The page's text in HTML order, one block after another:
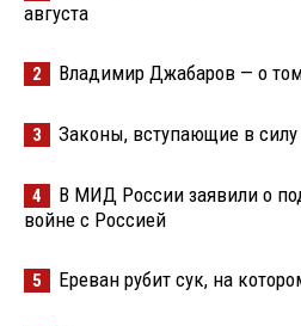
августа
2 Владимир Джабаров — о
3 Законы, вступающие в силу
4
В МИД России заявили о
войне с Россией
5 Ереван рубит сук, на